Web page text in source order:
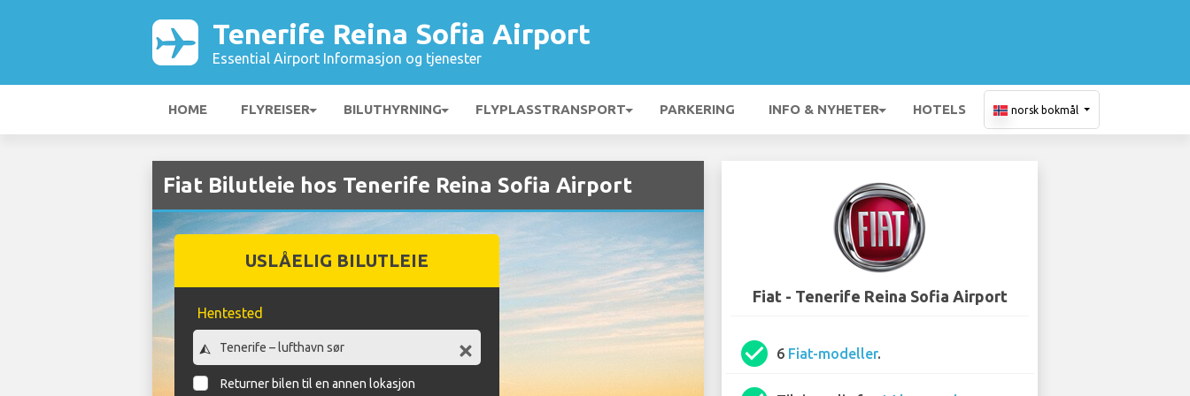
Tenerife Reina Sofia Airport
Essential Airport Informasjon og tjenester
HOME FLYREISER BILUTHYRNING FLYPLASSTRANSPORT PARKERING INFO & NYHETER HOTELS norsk bokmål
Fiat Bilutleie hos Tenerife Reina Sofia Airport
USLÅELIG BILUTLEIE
Hentested
Returner bilen til en annen lokasjon
Fiat - Tenerife Reina Sofia Airport
check_circle 6 Fiat-modeller.